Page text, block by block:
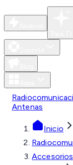
Antenas
Inicio